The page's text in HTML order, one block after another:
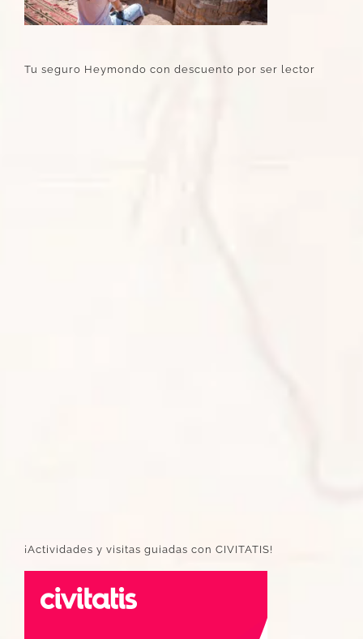
Tu seguro Heymondo con descuento por ser lector
¡Actividades y visitas guiadas con CIVITATIS!